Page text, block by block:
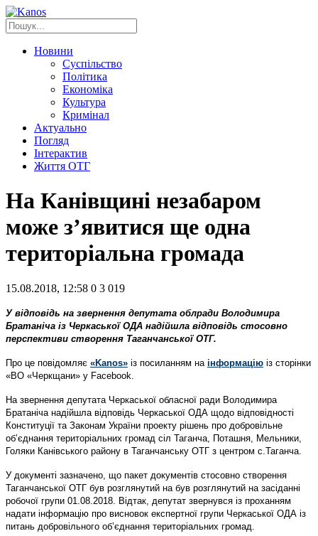
Новини
Суспільство
Політика
Економіка
Культура
Кримінал
Актуально
Погляд
Інтерактив
Життя ОТГ
На Канівщині незабаром
може з’явитися ще одна
територіальна громада
15.08.2018, 12:58 0 3 019
У відповідь на звернення депутата облради Володимира
Братаніча із Черкаської ОДА надійшла відповідь стосовно
перспективи створення Таганчанської ОТГ.
Про це повідомляє «Kanos» із посиланням на інформацію із сторінки
«ВО «Черкщани» у Facebook.
На звернення депутата Черкаської обласної ради Володимира
Братаніча надійшла відповідь Черкаської ОДА щодо відповідності
Конституції та Законам України проекту рішень про добровільне
об’єднання територіальних громад сіл Таганча, Поташня, Мельники,
Голяки Канівського району в Таганчанську ОТГ з центром с.Таганча.
У документі зазначено, що пакет документів стосовно створення
Таганчанської ОТГ був розглянутий на був розглянутий на засіданні
робочої групи 01.08.2018. Відтак, депутат звернувся із проханням
надати інформацію про висновок експертної групи Черкаської ОДА із
питань добровільного об’єднання територіальних громад.